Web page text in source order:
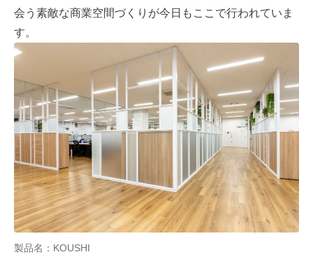
会う素敵な商業空間づくりが今⽇もここで⾏われていま
す。
製品名：KOUSHI